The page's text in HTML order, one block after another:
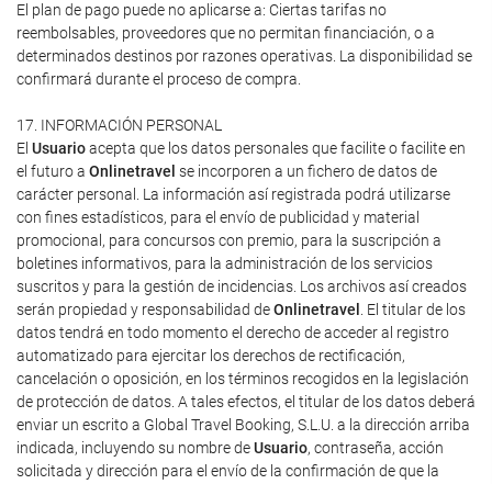
El plan de pago puede no aplicarse a: Ciertas tarifas no
reembolsables, proveedores que no permitan financiación, o a
determinados destinos por razones operativas. La disponibilidad se
confirmará durante el proceso de compra.
17. INFORMACIÓN PERSONAL
El Usuarioacepta que los datos personales que facilite o facilite en
el futuro a Onlinetravel se incorporen a un fichero de datos de
carácter personal. La información así registrada podrá utilizarse
con fines estadísticos, para el envío de publicidad y material
promocional, para concursos con premio, para la suscripción a
boletines informativos, para la administración de los servicios
suscritos y para la gestión de incidencias. Los archivos así creados
serán propiedad y responsabilidad deOnlinetravel
. El titular de los
datos tendrá en todo momento el derecho de acceder al registro
automatizado para ejercitar los derechos de rectificación,
cancelación o oposición, en los términos recogidos en la legislación
de protección de datos. A tales efectos, el titular de los datos deberá
enviar un escrito a Global Travel Booking, S.L.U. a la dirección arriba
indicada, incluyendo su nombre deUsuario, contraseña, acción
solicitada y dirección para el envío de la confirmación de que la